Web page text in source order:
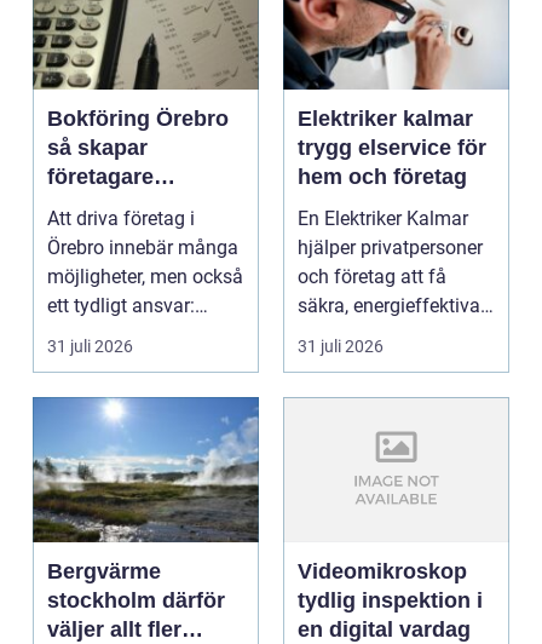
Bokföring Örebro
så skapar
företagare
tryggare ekonomi
Att driva företag i
Örebro innebär många
möjligheter, men också
ett tydligt ansvar:
ekonomin måste v...
31 juli 2026
Elektriker kalmar
trygg elservice för
hem och företag
En Elektriker Kalmar
hjälper privatpersoner
och företag att få
säkra, energieffektiva
och framtidssä...
31 juli 2026
Bergvärme
stockholm därför
väljer allt fler
Videomikroskop
tydlig inspektion i
en digital vardag